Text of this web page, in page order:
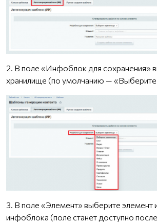
2. В поле «Инфоблок для сохранения»
хранилище (по умолчанию —
3. В поле «Элемент» выберите элемент
инфоблока (поле станет доступно